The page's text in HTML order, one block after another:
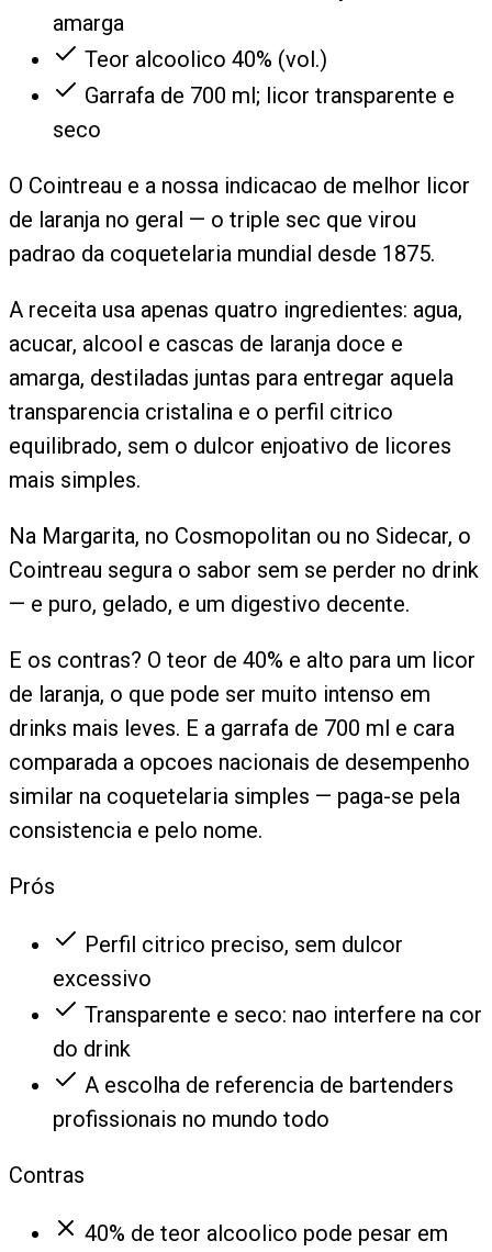
amarga
Teor alcoolico 40% (vol.)
Garrafa de 700 ml; licor transparente e
seco
O Cointreau e a nossa indicacao de melhor licor
de laranja no geral — o triple sec que virou
padrao da coquetelaria mundial desde 1875.
A receita usa apenas quatro ingredientes: agua,
acucar, alcool e cascas de laranja doce e
amarga, destiladas juntas para entregar aquela
transparencia cristalina e o perfil citrico
equilibrado, sem o dulcor enjoativo de licores
mais simples.
Na Margarita, no Cosmopolitan ou no Sidecar, o
Cointreau segura o sabor sem se perder no drink
— e puro, gelado, e um digestivo decente.
E os contras? O teor de 40% e alto para um licor
de laranja, o que pode ser muito intenso em
drinks mais leves. E a garrafa de 700 ml e cara
comparada a opcoes nacionais de desempenho
similar na coquetelaria simples — paga-se pela
consistencia e pelo nome.
Prós
Perfil citrico preciso, sem dulcor
excessivo
Transparente e seco: nao interfere na cor
do drink
A escolha de referencia de bartenders
profissionais no mundo todo
Contras
40% de teor alcoolico pode pesar em